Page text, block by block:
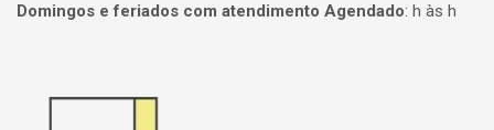
Domingos e feriados com atendimento Agendado: h às h